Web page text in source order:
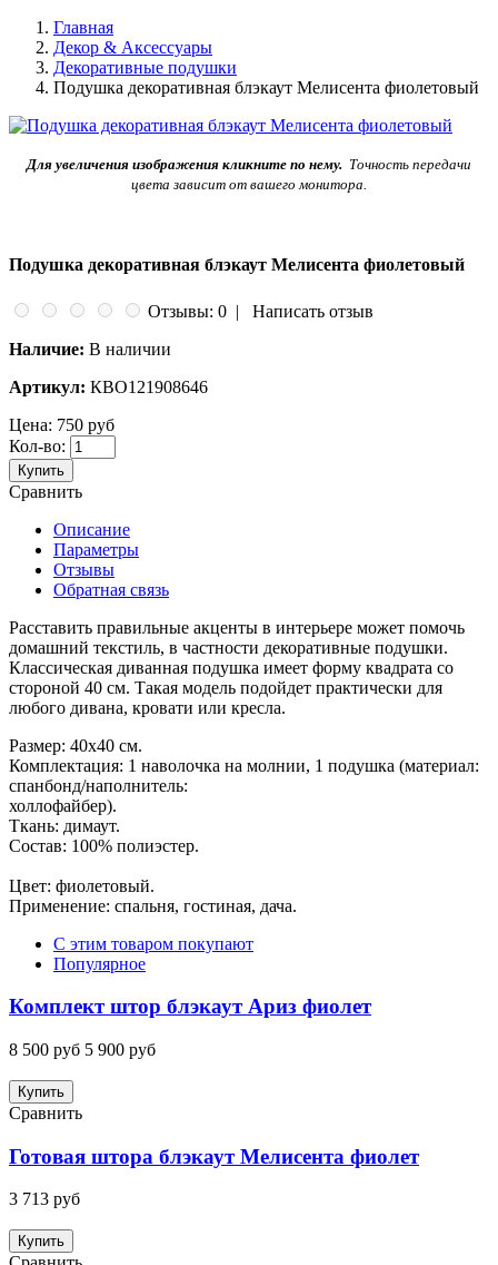
Главная
Декор & Аксессуары
Декоративные подушки
Подушка декоративная блэкаут Мелисента фиолетовый
Для увеличения изображения кликните по нему. Точность передачи
цвета зависит от вашего монитора.
Подушка декоративная блэкаут Мелисента фиолетовый
Отзывы: 0 | Написать отзыв
Наличие: В наличии
Артикул: КBO121908646
Цена: 750 руб
Кол-во:
Купить
Сравнить
Описание
Параметры
Отзывы
Обратная связь
Расставить правильные акценты в интерьере может помочь
домашний текстиль, в частности декоративные подушки.
Классическая диванная подушка имеет форму квадрата со
стороной 40 см. Такая модель подойдет практически для
любого дивана, кровати или кресла.
Размер: 40х40 см.
Комплектация: 1 наволочка на молнии, 1 подушка (материал:
спанбонд/наполнитель:
холлофайбер).
Ткань: димаут.
Состав: 100% полиэстер.
Цвет: фиолетовый.
Применение: спальня, гостиная, дача.
С этим товаром покупают
Популярное
Комплект штор блэкаут Ариз фиолет
8 500 руб 5 900 руб
Купить
Сравнить
Готовая штора блэкаут Мелисента фиолет
3 713 руб
Купить